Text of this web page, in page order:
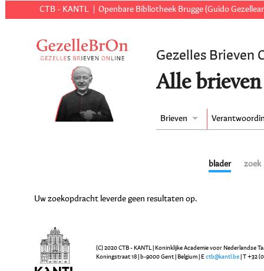
CTB - KANTL Openbare Bibliotheek Brugge (Guido
Gezelles Brieven
Alle brieven
Brieven
blader zoek
Uw zoekopdracht leverde geen resultaten op.
(C) 2020 CTB - KANTL | Koninklijke Academie voor Nederlandse
Koningstraat 18 | b-9000 Gent | Belgium | E ctb@kantl.be | T +32